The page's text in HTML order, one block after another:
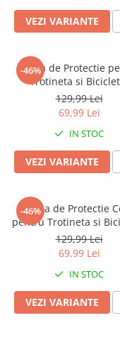
VEZI VARIANTE
-46%
Casca de Protectie
Trotineta si
Ventilatie buna,
Reglabila, Ultra
Galben, L 54-62cm
129,99 Lei
69,99 Lei
IN STOC
VEZI VARIANTE
-46%
Casca de Protectie
pentru Trotineta si
Ventilatie buna,
Reglabila, Ultra Usoara,
S 48-56cm
129,99 Lei
69,99 Lei
IN STOC
VEZI VARIANTE